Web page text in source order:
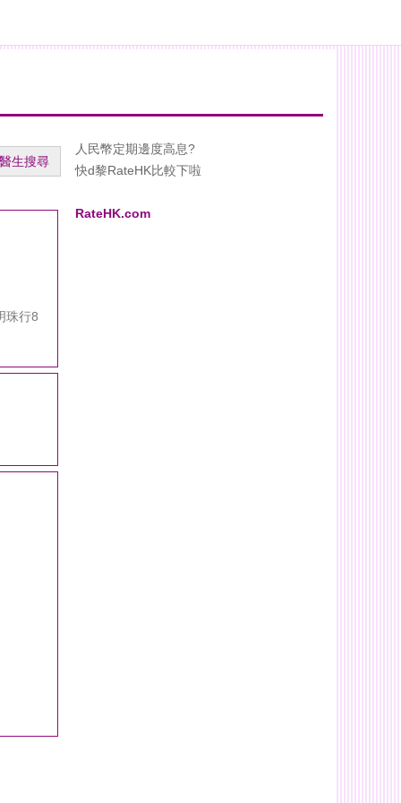
醫生搜尋
珠行8
人民幣定期邊度高息?
快d黎RateHK比較下啦
RateHK.com